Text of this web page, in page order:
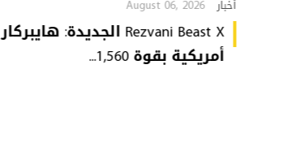
أخبار August 06, 2026
Rezvani Beast X الجديدة: هايبركار
أمريكية بقوة 1,560...